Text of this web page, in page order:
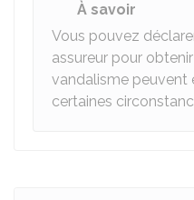
À savoir
Vous pouvez
assureur pour
vandalisme peuvent
certaines